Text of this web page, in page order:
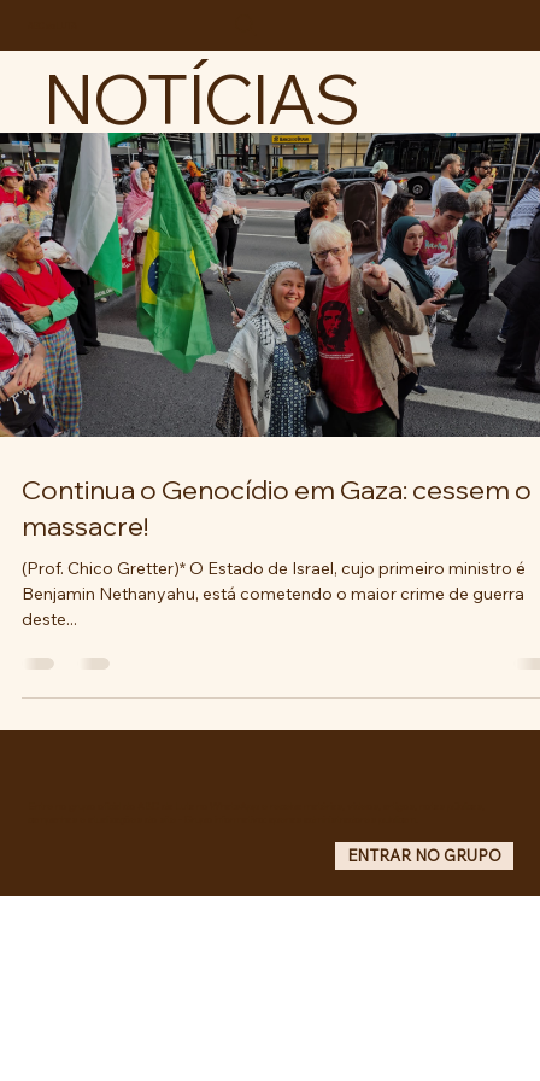
NOTÍCIAS
Continua o Genocídio em Gaza: cessem o
massacre!
(Prof. Chico Gretter)* O Estado de Israel, cujo primeiro ministro é
Benjamin Nethanyahu, está cometendo o maior crime de guerra
deste...
ENTRAR NO GRUPO